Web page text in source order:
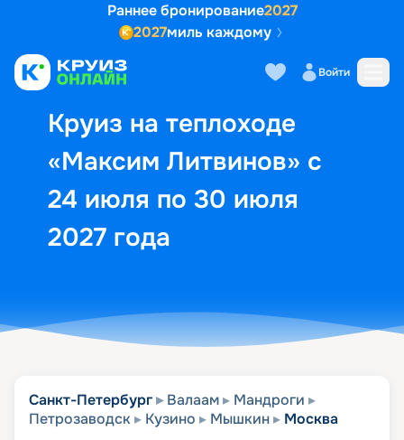
Раннее бронирование2027
2027миль каждому
Войти
Круиз на теплоходе
«Максим Литвинов» с
24 июля по 30 июля
2027 года
Выбор кают Маршрут и
Санкт-Петербург Валаам
Мандроги
Петрозаводск
Кузино Мышкин Москва